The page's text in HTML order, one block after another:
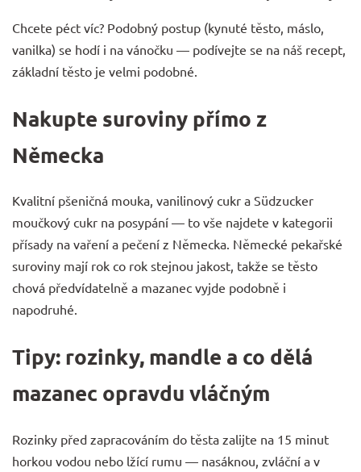
Chcete péct víc? Podobný postup (kynuté těsto, máslo,
vanilka) se hodí i na vánočku — podívejte se na náš recept,
základní těsto je velmi podobné.
Nakupte suroviny přímo z
Německa
Kvalitní pšeničná mouka, vanilinový cukr a Südzucker
moučkový cukr na posypání — to vše najdete v kategorii
přísady na vaření a pečení z Německa. Německé pekařské
suroviny mají rok co rok stejnou jakost, takže se těsto
chová předvídatelně a mazanec vyjde podobně i
napodruhé.
Tipy: rozinky, mandle a co dělá
mazanec opravdu vláčným
Rozinky před zapracováním do těsta zalijte na 15 minut
horkou vodou nebo lžící rumu — nasáknou, zvláční a v